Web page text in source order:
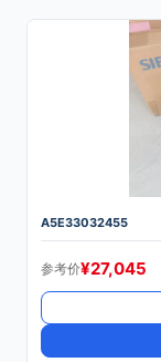
A5E33032455
参考价¥27,045